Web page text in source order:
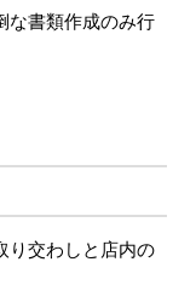
な書類作成のみ行
り交わしと店内の